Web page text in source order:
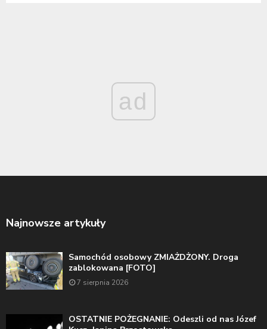
ad
Najnowsze artykuły
Samochód osobowy ZMIAŻDŻONY. Droga
zablokowana [FOTO]
7 sierpnia 2026
OSTATNIE POŻEGNANIE: Odeszli od nas Józef